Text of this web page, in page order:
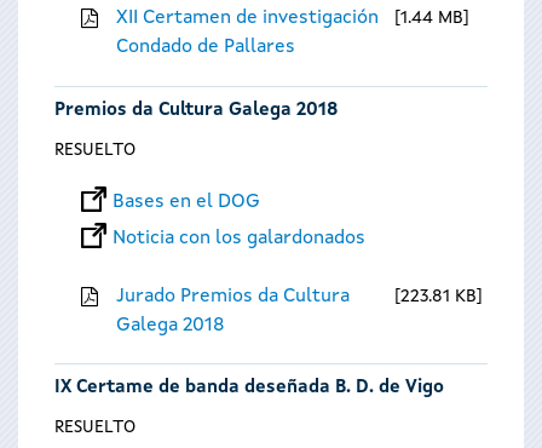
XII Certamen de investigación
Condado de Pallares
1.44 MB
Premios da Cultura Galega 2018
RESUELTO
Bases en el DOG
Noticia con los galardonados
Jurado Premios da Cultura
Galega 2018
223.81 KB
IX Certame de banda deseñada B. D. de Vigo
RESUELTO